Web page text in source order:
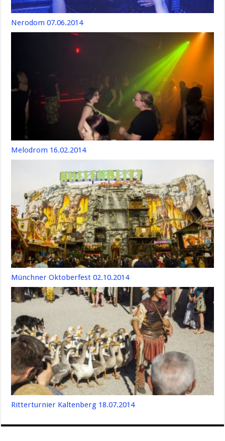
Nerodom 07.06.2014
Melodrom 16.02.2014
Münchner Oktoberfest 02.10.2014
Ritterturnier Kaltenberg 18.07.2014